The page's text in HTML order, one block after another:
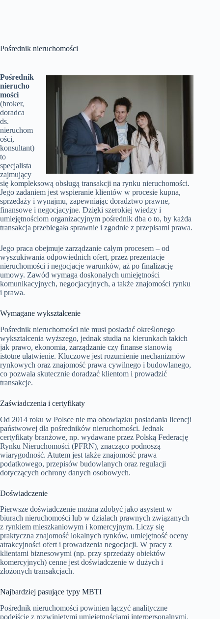
Pośrednik nieruchomości
Pośrednik
nierucho
mości
(broker,
doradca
ds.
nieruchom
ości,
konsultant)
to
specjalista
zajmujący
się kompleksową obsługą transakcji na rynku nieruchomości.
Jego zadaniem jest wspieranie klientów w procesie kupna,
sprzedaży i wynajmu, zapewniając doradztwo prawne,
finansowe i negocjacyjne. Dzięki szerokiej wiedzy i
umiejętnościom organizacyjnym pośrednik dba o to, by każda
transakcja przebiegała sprawnie i zgodnie z przepisami prawa.
Jego praca obejmuje zarządzanie całym procesem – od
wyszukiwania odpowiednich ofert, przez prezentacje
nieruchomości i negocjacje warunków, aż po finalizację
umowy. Zawód wymaga doskonałych umiejętności
komunikacyjnych, negocjacyjnych, a także znajomości rynku
i prawa.
Wymagane wykształcenie
Pośrednik nieruchomości nie musi posiadać określonego
wykształcenia wyższego, jednak studia na kierunkach takich
jak prawo, ekonomia, zarządzanie czy finanse stanowią
istotne ułatwienie. Kluczowe jest rozumienie mechanizmów
rynkowych oraz znajomość prawa cywilnego i budowlanego,
co pozwala skutecznie doradzać klientom i prowadzić
transakcje.
Zaświadczenia i certyfikaty
Od 2014 roku w Polsce nie ma obowiązku posiadania licencji
państwowej dla pośredników nieruchomości. Jednak
certyfikaty branżowe, np. wydawane przez Polską Federację
Rynku Nieruchomości (PFRN), znacząco podnoszą
wiarygodność. Atutem jest także znajomość prawa
podatkowego, przepisów budowlanych oraz regulacji
dotyczących ochrony danych osobowych.
Doświadczenie
Pierwsze doświadczenie można zdobyć jako asystent w
biurach nieruchomości lub w działach prawnych związanych
z rynkiem mieszkaniowym i komercyjnym. Liczy się
praktyczna znajomość lokalnych rynków, umiejętność oceny
atrakcyjności ofert i prowadzenia negocjacji. W pracy z
klientami biznesowymi (np. przy sprzedaży obiektów
komercyjnych) cenne jest doświadczenie w dużych i
złożonych transakcjach.
Najbardziej pasujące typy MBTI
Pośrednik nieruchomości powinien łączyć analityczne
podejście z rozwiniętymi umiejętnościami interpersonalnymi.